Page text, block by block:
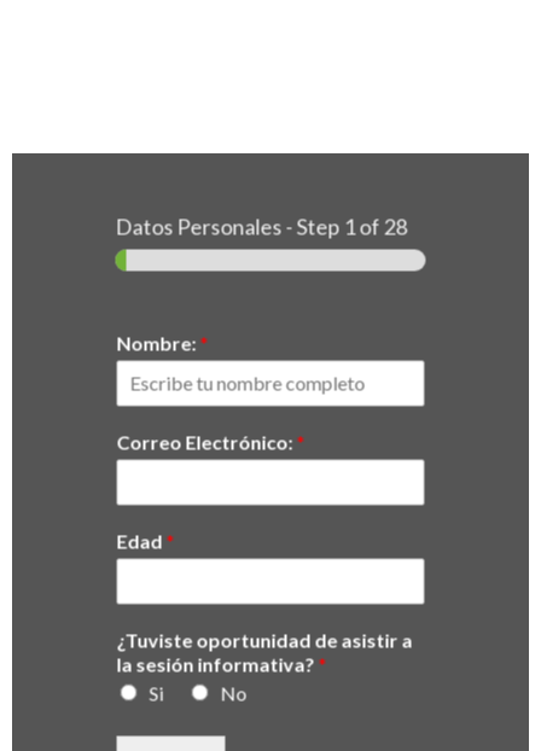
Datos Personales-Step 1of 28
Nombre: *
Correo Electrónico: *
Edad *
¿Tuviste oportunidad de asistir a
la sesión informativa? *
Si
No